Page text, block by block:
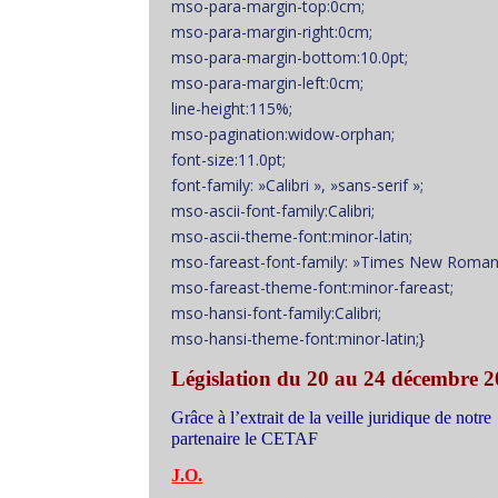
mso-para-margin-top:0cm;
mso-para-margin-right:0cm;
mso-para-margin-bottom:10.0pt;
mso-para-margin-left:0cm;
line-height:115%;
mso-pagination:widow-orphan;
font-size:11.0pt;
font-family: »Calibri », »sans-serif »;
mso-ascii-font-family:Calibri;
mso-ascii-theme-font:minor-latin;
mso-fareast-font-family: »Times New
mso-fareast-theme-font:minor-fareast;
mso-hansi-font-family:Calibri;
mso-hansi-theme-font:minor-latin;}
Législation du 20 au 24 décembre
Grâce à l’extrait de la veille juridique de notre
partenaire le CETAF
J.O.